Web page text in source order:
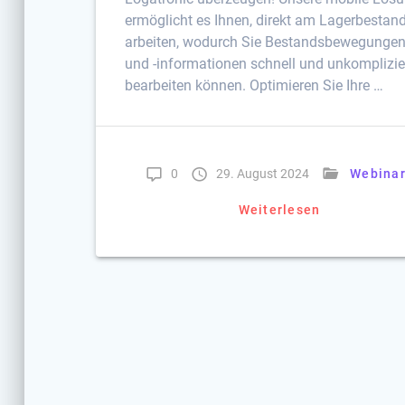
ermöglicht es Ihnen, direkt am
arbeiten, wodurch Sie Bestandsbewegungen
und -informationen schnell und
bearbeiten können. Optimieren Sie Ihre …
0 29. August 2024 Webinar
Weiterlesen